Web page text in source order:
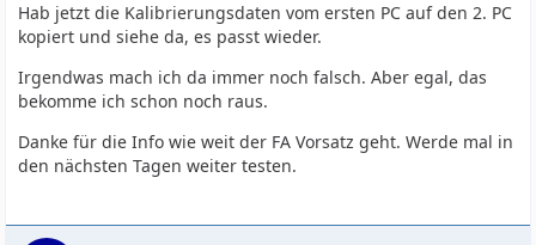
Hab jetzt die Kalibrierungsdaten vom ersten PC auf den 2. PC
kopiert und siehe da, es passt wieder.
Irgendwas mach ich da immer noch falsch. Aber egal, das
bekomme ich schon noch raus.
Danke für die Info wie weit der FA Vorsatz geht. Werde mal in
den nächsten Tagen weiter testen.